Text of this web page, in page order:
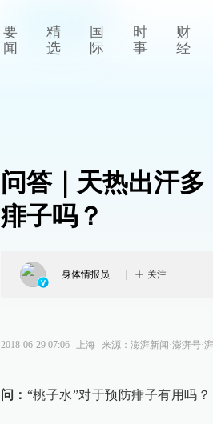
要
闻
精
选
国
际
时
事
财
经
问答｜天热出汗
痱子吗？
身体情报员 关注
2018-06-29 07:06 上海 来源： 澎湃新闻·澎湃号·
问： “桃子水”对于预防痱子有用吗？